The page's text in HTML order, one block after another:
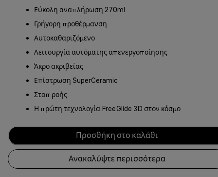
Εύκολη αναπλήρωση 270ml
Γρήγορη προθέρμανση
Αυτοκαθαριζόμενο
Λειτουργία αυτόματης απενεργοποίησης
Άκρο ακριβείας
Επίστρωση SuperCeramic
Στοπ ροής
Η πρώτη τεχνολογία FreeGlide 3D στον κόσμο
Προσθήκη στο καλάθι
Ανακαλύψτε περισσότερα